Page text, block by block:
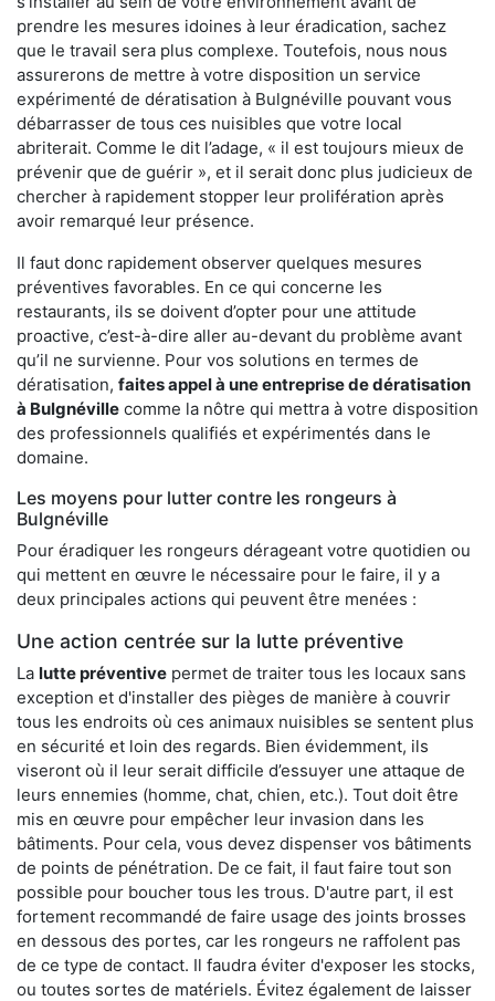
prendre les mesures idoines à leur éradication, sachez
que le travail sera plus complexe. Toutefois, nous nous
assurerons de mettre à votre disposition un service
expérimenté de dératisation à Bulgnéville pouvant vous
débarrasser de tous ces nuisibles que votre local
abriterait. Comme le dit l’adage, « il est toujours mieux de
prévenir que de guérir », et il serait donc plus judicieux de
chercher à rapidement stopper leur prolifération après
avoir remarqué leur présence.
Il faut donc rapidement observer quelques mesures
préventives favorables. En ce qui concerne les
restaurants, ils se doivent d’opter pour une attitude
proactive, c’est-à-dire aller au-devant du problème avant
qu’il ne survienne. Pour vos solutions en termes de
dératisation, faites appel à une entreprise de dératisation
à Bulgnéville comme la nôtre qui mettra à votre disposition
des professionnels qualifiés et expérimentés dans le
domaine.
Les moyens pour lutter contre les rongeurs à
Bulgnéville
Pour éradiquer les rongeurs dérageant votre quotidien ou
qui mettent en œuvre le nécessaire pour le faire, il y a
deux principales actions qui peuvent être menées :
Une action centrée sur la lutte préventive
La lutte préventive permet de traiter tous les locaux sans
exception et d'installer des pièges de manière à couvrir
tous les endroits où ces animaux nuisibles se sentent plus
en sécurité et loin des regards. Bien évidemment, ils
viseront où il leur serait difficile d’essuyer une attaque de
leurs ennemies (homme, chat, chien, etc.). Tout doit être
mis en œuvre pour empêcher leur invasion dans les
bâtiments. Pour cela, vous devez dispenser vos bâtiments
de points de pénétration. De ce fait, il faut faire tout son
possible pour boucher tous les trous. D'autre part, il est
fortement recommandé de faire usage des joints brosses
en dessous des portes, car les rongeurs ne raffolent pas
de ce type de contact. Il faudra éviter d'exposer les stocks,
ou toutes sortes de matériels. Évitez également de laisser